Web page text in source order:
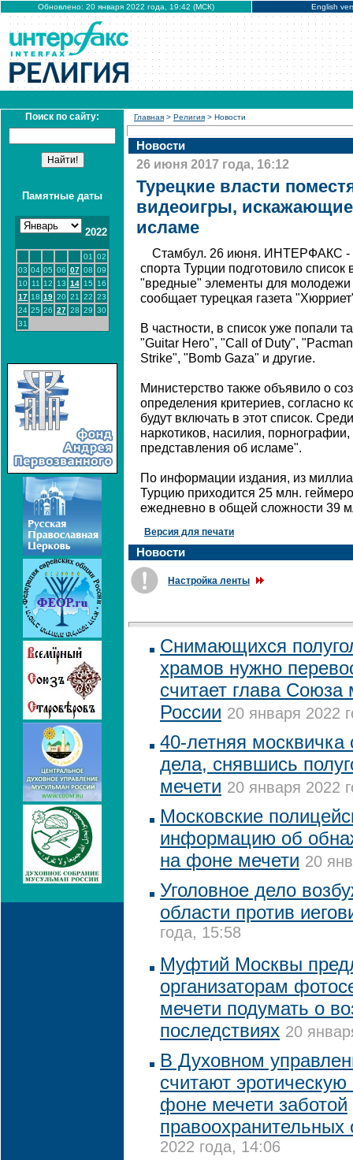
Обновлено: 20 января 2022 года, 19:42 (МСК) English
Поиск по сайту:
Памятные даты
2022
01
02
03 04 05 06 07 08 09
10
11 12 13 14 15
16
17 18 19 20 21 22 23
24 25 26 27 28 29 30
31
Главная > Религия > Новости
Новости
26 июня 2017 года, 16:12
Турецкие власти
видеоигры,
исламе
Стамбул. 26 июня. ИНТЕРФАКС -
спорта Турции подготовило
"вредные" элементы для
сообщает турецкая газета
В частности, в список уже попали
"Guitar Hero", "Call of Duty",
Strike", "Bomb Gaza" и другие.
Министерство также объявило о
определения критериев, согласно
будут включать в этот список.
наркотиков, насилия,
представления об исламе".
По информации издания, из
Турцию приходится 25 млн.
ежедневно в общей сложности 39
Версия для печати
Новости
Настройка ленты
Снимающихся
храмов нужно
считает глава Союза
России 20 января 2022
40-летняя москвичка
дела, снявшись
мечети 20 января 2022
Московские
информацию об
на фоне мечети 20
Уголовное дело
области против
года, 15:58
Муфтий Москвы
организаторам
мечети подумать о
последствиях 20
В Духовном
считают
фоне мечети заботой
правоохранительных
2022 года, 14:06